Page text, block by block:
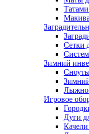
Сетки
Зимний
Игровое
Дуги